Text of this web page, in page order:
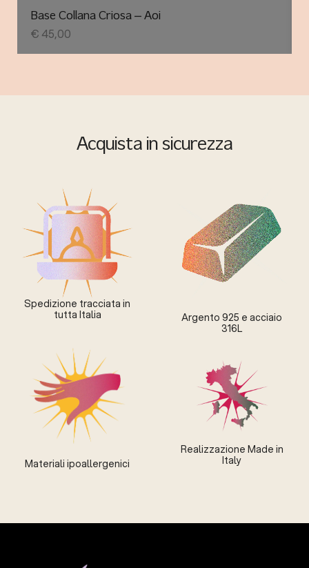
Base Collana Criosa – Aoi
€ 45,00
Acquista in sicurezza
Spedizione tracciata in
tutta Italia
Argento 925 e acciaio
316L
Materiali ipoallergenici
Realizzazione Made in
Italy